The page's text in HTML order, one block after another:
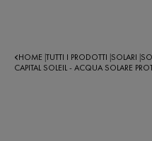
HOME TUTTI I PRODOTTI SOLARI
CAPITAL SOLEIL - ACQUA SOLARE